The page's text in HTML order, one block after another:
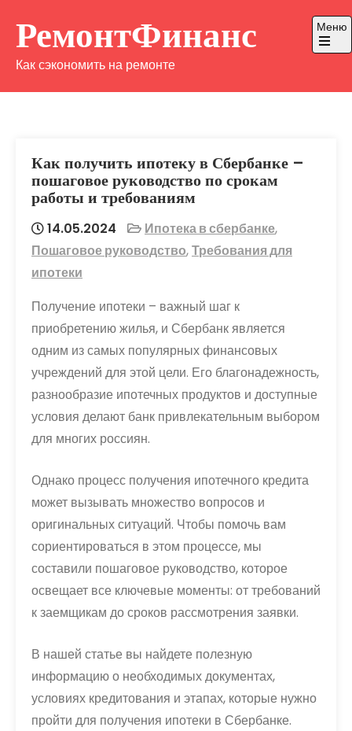
РемонтФинанс
Как сэкономить на ремонте
Меню
Как получить ипотеку в Сбербанке –
пошаговое руководство по срокам
работы и требованиям
14.05.2024 Ипотека в сбербанке,
Пошаговое руководство,Требования для
ипотеки
Получение ипотеки – важный шаг к
приобретению жилья, и Сбербанк является
одним из самых популярных финансовых
учреждений для этой цели. Его благонадежность,
разнообразие ипотечных продуктов и доступные
условия делают банк привлекательным выбором
для многих россиян.
Однако процесс получения ипотечного кредита
может вызывать множество вопросов и
оригинальных ситуаций. Чтобы помочь вам
сориентироваться в этом процессе, мы
составили пошаговое руководство, которое
освещает все ключевые моменты: от требований
к заемщикам до сроков рассмотрения заявки.
В нашей статье вы найдете полезную
информацию о необходимых документах,
условиях кредитования и этапах, которые нужно
пройти для получения ипотеки в Сбербанке.